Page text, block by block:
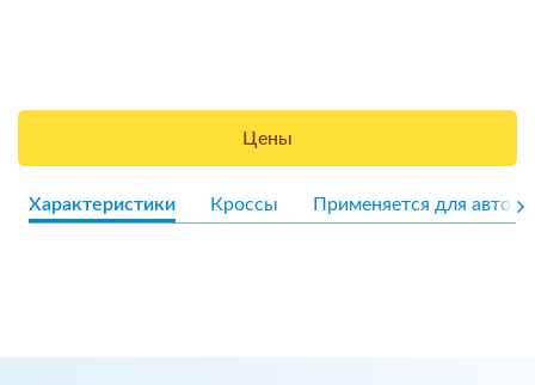
Цены
Характеристики Кроссы Применяется для авто